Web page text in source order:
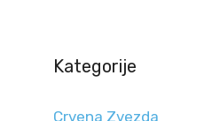
Kategorije
Crvena Zvezda